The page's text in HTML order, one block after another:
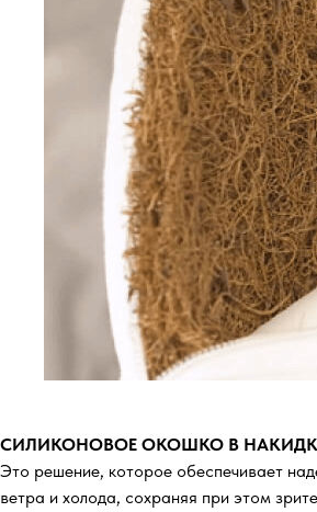
СИЛИКОНОВОЕ ОКОШКО В
Это решение, которое обеспечивает
ветра и холода, сохраняя при этом